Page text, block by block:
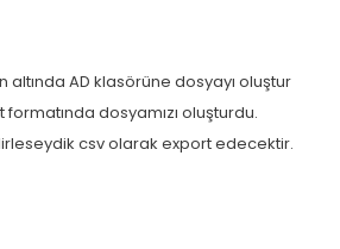
altında AD klasörüne dosyayı oluştur
dosyamızı oluşturdu.
csv olarak export edecektir.